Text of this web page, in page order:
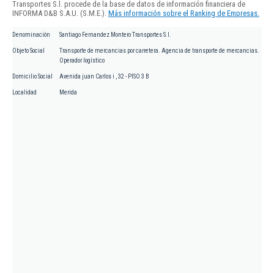
Transportes S.l. procede de la base de datos de información financiera de
INFORMA D&B S.A.U. (S.M.E.). Más información sobre el Ranking de Empresas.
Denominación Santiago Fernandez Montero Transportes S.l.
Objeto Social
Transporte de mercancias por carretera. Agencia de transporte de mercancias.
Operador logístico
Domicilio Social Avenida juan Carlos i , 32 - PISO 3 B
Localidad Merida